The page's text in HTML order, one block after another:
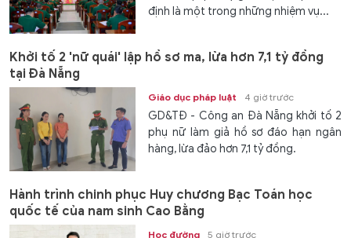
định là một trong những nhiệm vụ...
Khởi tố 2 'nữ quái' lập hồ sơ ma, lừa hơn 7,1 tỷ đồng
tại Đà Nẵng
Giáo dục pháp luật 4 giờ trước
GD&TĐ - Công an Đà Nẵng khởi tố 2
phụ nữ làm giả hồ sơ đáo hạn ngân
hàng, lừa đảo hơn 7,1 tỷ đồng.
Hành trình chinh phục Huy chương Bạc Toán học
quốc tế của nam sinh Cao Bằng
Học đường 5 giờ trước